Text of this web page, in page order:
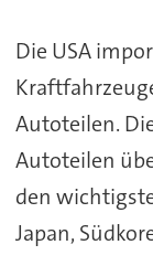
Die USA
Autoteilen.
Autoteilen
den
Japan,